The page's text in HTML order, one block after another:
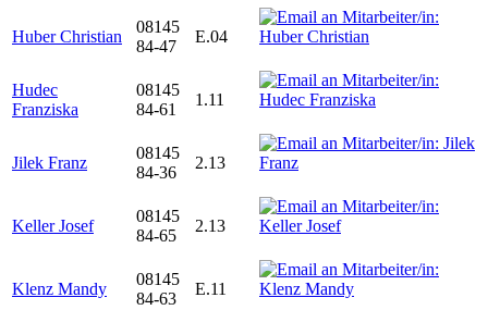
Huber Christian
08145
84-47
E.04
Hudec
Franziska
08145
84-61
1.11
Jilek Franz
08145
84-36
2.13
Keller Josef
08145
84-65
2.13
Klenz Mandy
08145
84-63
E.11